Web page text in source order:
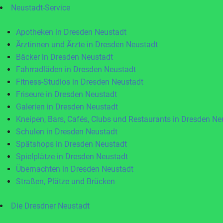
Neustadt-Service
Apotheken in Dresden Neustadt
Ärztinnen und Ärzte in Dresden Neustadt
Bäcker in Dresden Neustadt
Fahrradläden in Dresden Neustadt
Fitness-Studios in Dresden Neustadt
Friseure in Dresden Neustadt
Galerien in Dresden Neustadt
Kneipen, Bars, Cafés, Clubs und Restaurants in Dresden
Schulen in Dresden Neustadt
Spätshops in Dresden Neustadt
Spielplätze in Dresden Neustadt
Übernachten in Dresden Neustadt
Straßen, Plätze und Brücken
Die Dresdner Neustadt